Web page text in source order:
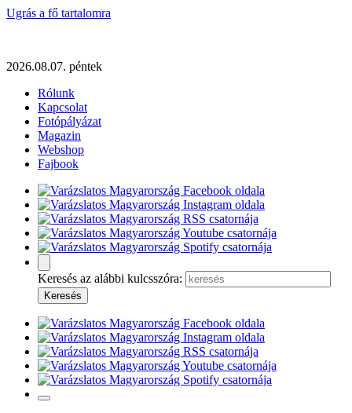
Ugrás a fő tartalomra
2026.08.07. péntek
Rólunk
Kapcsolat
Fotópályázat
Magazin
Webshop
Fajbook
Keresés az alábbi kulcsszóra: